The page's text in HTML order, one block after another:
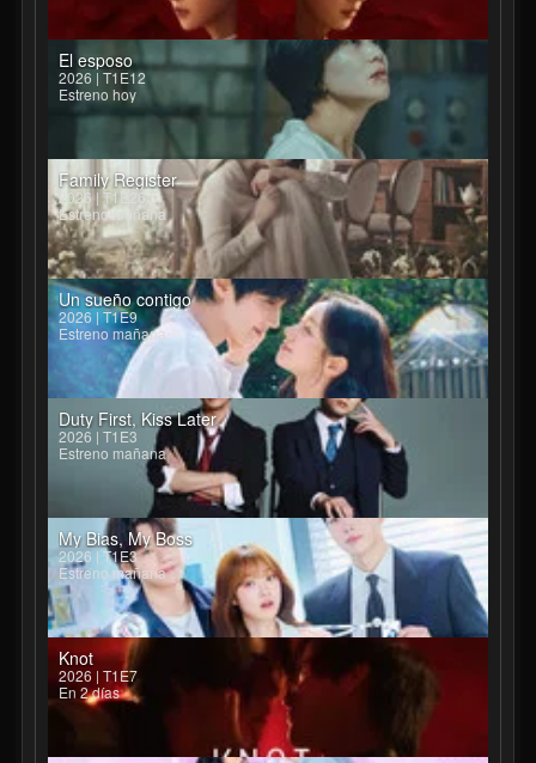
El esposo
2026 | T1E12
Estreno hoy
Family Register
2026 | T1E26
Estreno mañana
Un sueño contigo
2026 | T1E9
Estreno mañana
Duty First, Kiss Later
2026 | T1E3
Estreno mañana
My Bias, My Boss
2026 | T1E3
Estreno mañana
Knot
2026 | T1E7
En 2 días